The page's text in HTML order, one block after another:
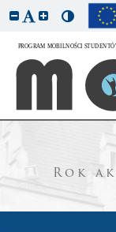
Rok